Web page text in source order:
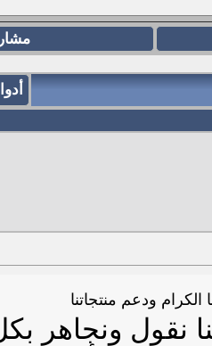
ودعم منتجاتنا
نقول ونجاهر